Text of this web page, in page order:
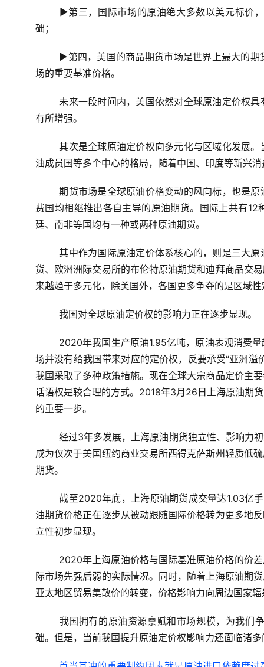
▶第三，国际市场的原油绝大多数以美元标价
础；
▶第四，美国的商品期货市场是世界上最大的
场的重要基准价格。
未来一段时间内，美国依然对全球原油定价权
有所增强。
其次是全球原油定价权向多元化与区域化发展
油成员国等多个中心的格局，随着中国、印度等新兴
期货市场是全球原油价格变动的风向标，也是
费国均相继推出各自主导的原油期货。国际上共有
廷、南非等国均有一种或两种原油期货。
其中作为国际原油定价体系核心的，则是三大
货、欧洲洲际交易所的布伦特原油期货和迪拜商品交
来越趋于多元化，除美国外，各国更多争夺的是区域
我国对全球原油定价权的影响力正在逐步显现。
2020年我国生产原油1.95亿吨，原油表观消费
场并没有给我国带来对应的定价权，反要承受“亚洲
我国采取了多种政策措施。现在全球大宗商品定价主
话语权是较合理的方式。2018年3月26日上海原油期
的重要一步。
经过3年多发展，上海原油期货独立性、影响力
成为仅次于美国纽约商业交易所西得克萨斯州轻质低
期货。
截至2020年底，上海原油期货成交量达1.03亿
油期货价格正在逐步从被动跟随国际价格转为更多地
立性初步显现。
2020年上海原油价格与国际基准原油价格的价
际市场先强后弱的实际情况。同时，随着上海原油期
亚太地区贸易集散价的转变，价格影响力向周边国家辐
我国拥有的原油资源禀赋和市场规模，为我们
础。 但是，当前我国提升原油定价权影响力还面临诸